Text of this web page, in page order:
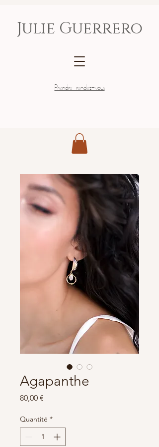
Julie Guerrero
Prendre rendez-vous
Agapanthe
80,00 €
Quantité *